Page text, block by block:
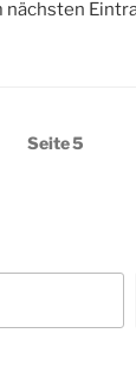
nächsten
Seite5